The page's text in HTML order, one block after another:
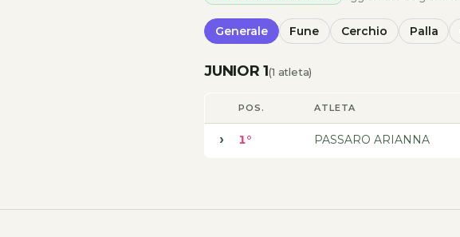
Generale Fune Cerchio Palla
JUNIOR 1(1 atleta)
POS. ATLETA
1° PASSARO ARIANNA